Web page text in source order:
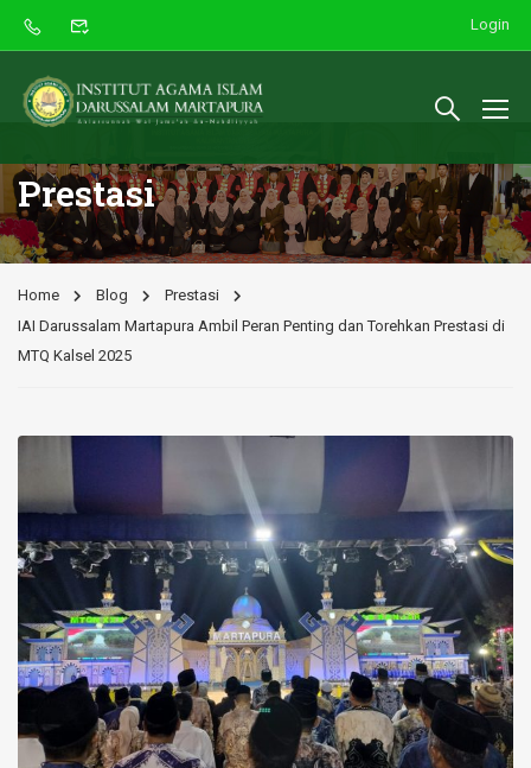
Login
Prestasi
Home Blog
Prestasi
IAI Darussalam Martapura Ambil Peran Penting dan Torehkan Prestasi di
MTQ Kalsel 2025